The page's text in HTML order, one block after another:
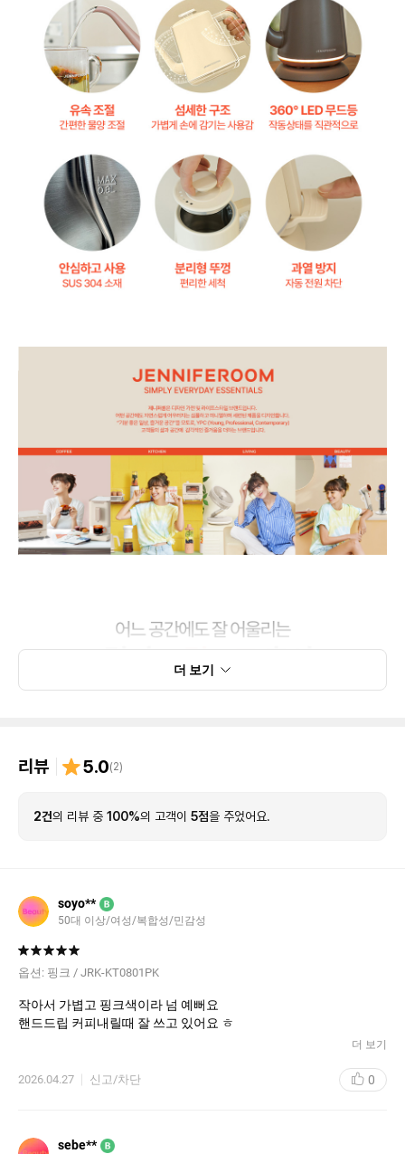
더 보기
리뷰 5.0(2)
2건의 리뷰 중 100%의 고객이 5점을 주었어요.
soyo** B
50대 이상/여성/복합성/민감성
옵션: 핑크 / JRK-KT0801PK
작아서 가볍고 핑크색이라 넘 예뻐요
핸드드립 커피내릴때 잘 쓰고 있어요 ㅎ
더 보기
2026.04.27 신고/차단 0
sebe** B